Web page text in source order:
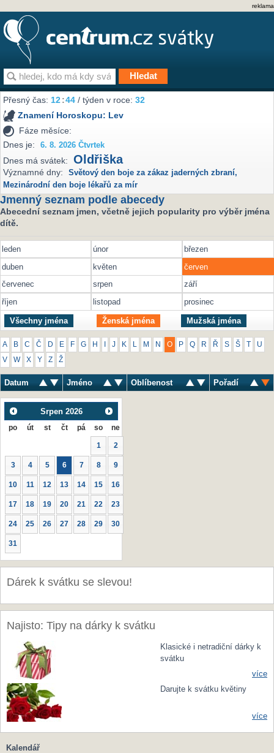
reklama
Přesný čas:12:44 / týden v roce:32
Znamení Horoskopu: Lev
Fáze měsíce:
Dnes je:
6. 8. 2026 Čtvrtek
Dnes má svátek: Oldřiška
Významné dny: Světový den boje za zákaz jaderných zbraní,
Mezinárodní den boje lékařů za mír
Jmenný seznam podle abecedy
Abecední seznam jmen, včetně jejich popularity pro výběr jména
dítě.
leden únor
březen
duben
květen
červen
červenec
srpen
září
říjen
listopad prosinec
Všechny jména Ženská jména Mužská jména
A B C Č D E F G H J K M N O P Q R Ř S Š U
V W X Y Z Ž
Datum Jméno Oblíbenost Pořadí
Srpen 2026
po út st čt pá so ne
1 2
3 4 5 6 7 8 9
10 11 12 13 14 15 16
17 18 19 20 21 22 23
24 25 26 27 28 29 30
31
Dárek k svátku se slevou!
Najisto: Tipy na dárky k svátku
Klasické i netradiční dárky k
svátku
více
Darujte k svátku květiny
více
Kalendář